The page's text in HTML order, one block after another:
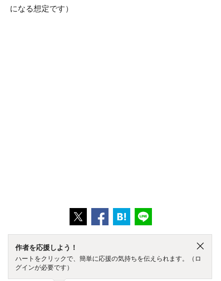
になる想定です）
作者を応援しよう！
ハートをクリックで、簡単に応援の気持ちを伝えられます。（ロ
グインが必要です）